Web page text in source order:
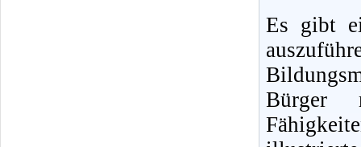
Es gibt
Bürger